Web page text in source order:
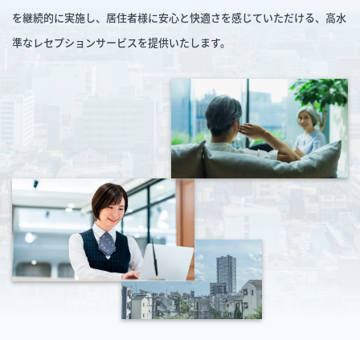
を継続的に実施し、居住者様に安心と快適さを感じていただける、高水
準なレセプションサービスを提供いたします。